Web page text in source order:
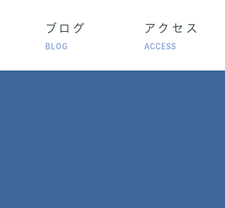
ブログ
BLOG
アクセス
ACCESS